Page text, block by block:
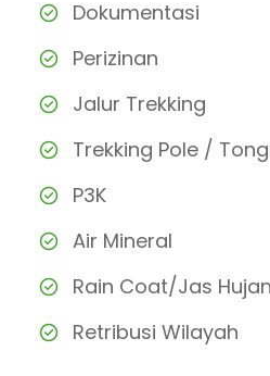
Dokumentasi
Perizinan
Jalur Trekking
Trekking Pole /
P3K
Air Mineral
Rain Coat/Jas Hujan
Retribusi Wilayah